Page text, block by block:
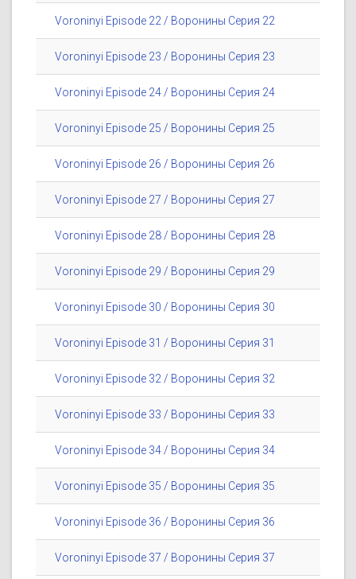
Voroninyi Episode 22 / Воронины Серия 22
Voroninyi Episode 23 / Воронины Серия 23
Voroninyi Episode 24 / Воронины Серия 24
Voroninyi Episode 25 / Воронины Серия 25
Voroninyi Episode 26 / Воронины Серия 26
Voroninyi Episode 27 / Воронины Серия 27
Voroninyi Episode 28 / Воронины Серия 28
Voroninyi Episode 29 / Воронины Серия 29
Voroninyi Episode 30 / Воронины Серия 30
Voroninyi Episode 31 / Воронины Серия 31
Voroninyi Episode 32 / Воронины Серия 32
Voroninyi Episode 33 / Воронины Серия 33
Voroninyi Episode 34 / Воронины Серия 34
Voroninyi Episode 35 / Воронины Серия 35
Voroninyi Episode 36 / Воронины Серия 36
Voroninyi Episode 37 / Воронины Серия 37